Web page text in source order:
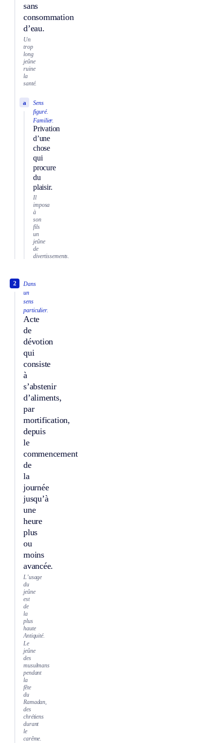
sans
consommation
d’eau.
Un
trop
long
jeûne
ruine
la
santé.
Sens
figuré.
Familier.
Privation
d’une
chose
qui
procure
du
plaisir.
a
Il
imposa
à
son
fils
un
jeûne
de
divertissements.
Dans
un
sens
particulier.
Acte
de
dévotion
qui
consiste
à
s’abstenir
d’aliments,
par
mortification,
depuis
le
commencement
de
la
journée
jusqu’à
une
heure
plus
ou
moins
avancée.
2
L’usage
du
jeûne
est
de
la
plus
haute
Antiquité.
Le
jeûne
des
musulmans
pendant
la
fête
du
Ramadan,
des
chrétiens
durant
le
carême.